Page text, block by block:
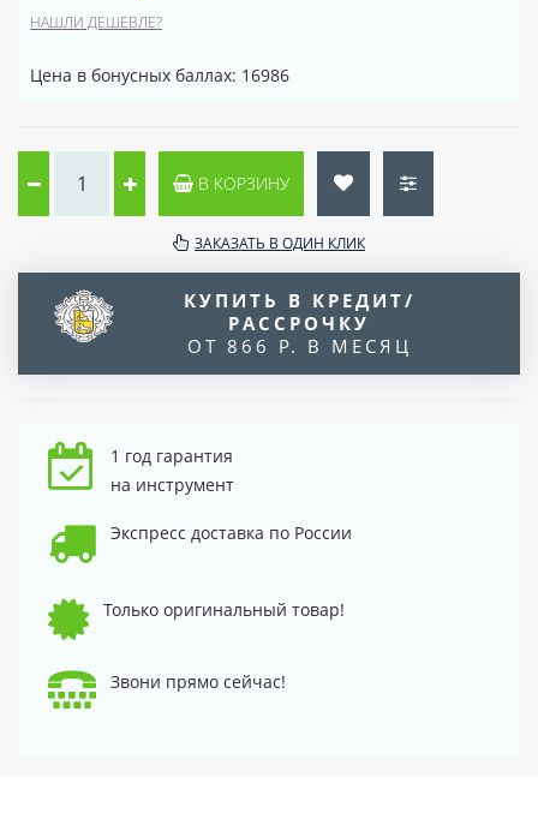
НАШЛИ ДЕШЕВЛЕ?
Цена в бонусных баллах: 16986
В КОРЗИНУ
ЗАКАЗАТЬ В ОДИН КЛИК
КУПИТЬ В КРЕДИТ/
РАССРОЧКУ
ОТ 866 Р. В МЕСЯЦ
1 год гарантия
на инструмент
Экспресс доставка по России
Только оригинальный товар!
Звони прямо сейчас!